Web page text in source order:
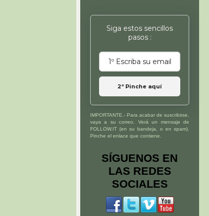
Siga estos sencillos
pasos :
2º Pinche aquí
IMPORTANTE.- Para acabar de suscribirse,
vaya a su correo. Verá un mensaje de
FOLLOW.IT (en su bandeja, o en spam).
Pinche el enlace que contiene.
SÍGUENOS EN
LAS REDES
SOCIALES